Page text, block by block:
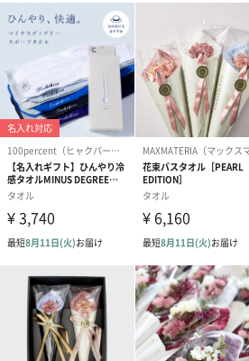
重さ/内容量
248g
お届け内容・
フェイスタオル2枚
サイズ/寸法
36×83cm
原産国
日本・今治
商品オプション
お届けボックスオプション
配送用のダンボールを装飾いたします
送りする際に人気のオプションです。
合は、紙袋との併用もおすすめです。